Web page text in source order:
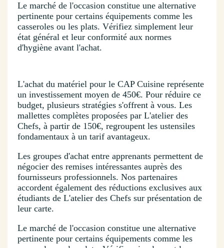
Le marché de l'occasion constitue une alternative
pertinente pour certains équipements comme les
casseroles ou les plats. Vérifiez simplement leur
état général et leur conformité aux normes
d'hygiène avant l'achat.
L'achat du matériel pour le CAP Cuisine représente
un investissement moyen de 450€. Pour réduire ce
budget, plusieurs stratégies s'offrent à vous. Les
mallettes complètes proposées par L'atelier des
Chefs, à partir de 150€, regroupent les ustensiles
fondamentaux à un tarif avantageux.
Les groupes d'achat entre apprenants permettent de
négocier des remises intéressantes auprès des
fournisseurs professionnels. Nos partenaires
accordent également des réductions exclusives aux
étudiants de L'atelier des Chefs sur présentation de
leur carte.
Le marché de l'occasion constitue une alternative
pertinente pour certains équipements comme les